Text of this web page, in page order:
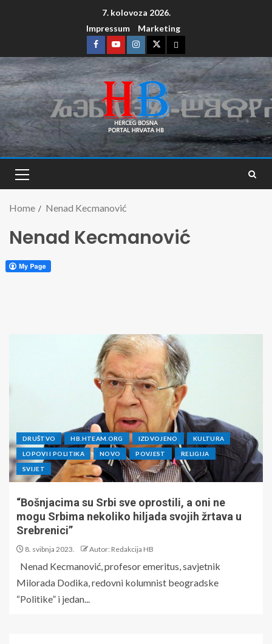
7. kolovoza 2026.
Impressum
Marketing
Home Nenad Kecmanović
Nenad Kecmanović
DRUŠTVO HB.HTEAM.ORG IZDVOJENO KULTURA
LOPOVI I POLITIKA NOVO POVJEST RELIGIJA
SVIJET
“Bošnjacima su Srbi sve oprostili, a oni ne
mogu Srbima nekoliko hiljada svojih žrtava u
Srebrenici”
8. svibnja 2023. Autor: Redakcija HB
Nenad Kecmanović, profesor emeritus, savjetnik
Milorada Dodika, redovni kolumnist beogradske
“Politike” i jedan...